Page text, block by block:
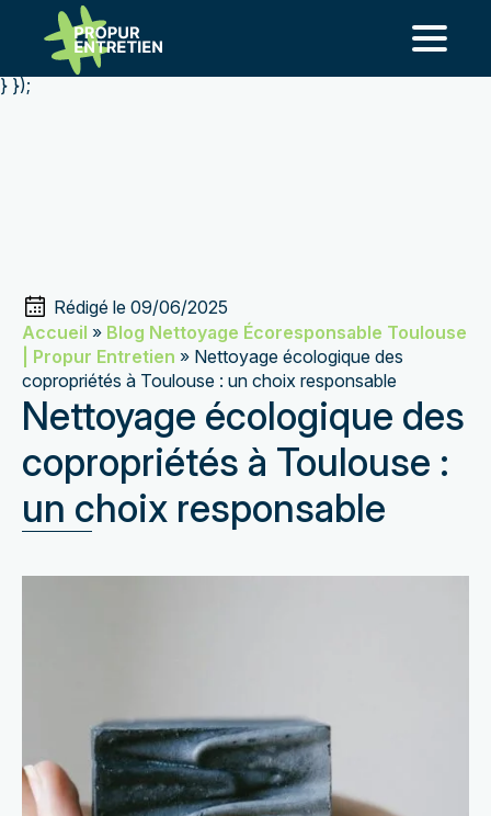
add_action('template_redirect', function() { if ( is_page(
'nettoyage-blagnac-2' ) ) { wp_redirect(
home_url('/entreprise-de-nettoyage-a-blagnac/'), 301 ); exit;
} });
Rédigé le 09/06/2025
Accueil » Blog Nettoyage Écoresponsable Toulouse
| Propur Entretien » Nettoyage écologique des
copropriétés à Toulouse : un choix responsable
Nettoyage écologique des
copropriétés à Toulouse :
un choix responsable